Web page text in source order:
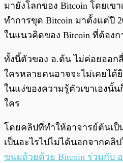
มายังโลกของ Bitcoin โดยเขา
ทำการขุด Bitcoin มาตั้งแต่ปี
ในแนวคิดของ Bitcoin ที่ต้องก
ทั้งนี้ตัวของ อ.ต้น ไม่ค่อยออก
ใครหลายคนอาจจะไม่เคยได้
ในแง่ของความรู้ตัวเขาเองนั้น
ใคร
โดยคลิปที่ทำให้อาจารย์ต้นเ
เป็นอะไรไปไม่ได้นอกจากคลิ
ขนมถ้วยด้วย Bitcoin ร่วมกับ